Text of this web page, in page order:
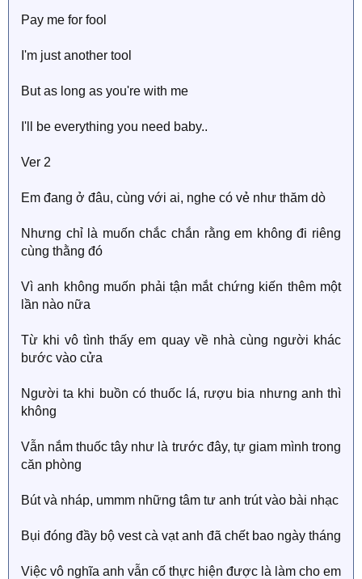
Pay me for fool
I'm just another tool
But as long as you're with me
I'll be everything you need baby..
Ver 2
Em đang ở đâu, cùng với ai, nghe có vẻ như thăm dò
Nhưng chỉ là muốn chắc chắn rằng em không đi riêng
cùng thằng đó
Vì anh không muốn phải tận mắt chứng kiến thêm một
lần nào nữa
Từ khi vô tình thấy em quay về nhà cùng người khác
bước vào cửa
Người ta khi buồn có thuốc lá, rượu bia nhưng anh thì
không
Vẫn nắm thuốc tây như là trước đây, tự giam mình trong
căn phòng
Bút và nháp, ummm những tâm tư anh trút vào bài nhạc
Bụi đóng đầy bộ vest cà vạt anh đã chết bao ngày tháng
Việc vô nghĩa anh vẫn cố thực hiện được là làm cho em